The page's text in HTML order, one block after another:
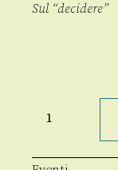
Sul “decidere”
Persona